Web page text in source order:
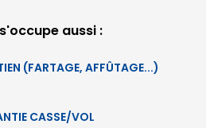
aussi :
(FARTAGE, AFFÛTAGE...)
CASSE/VOL